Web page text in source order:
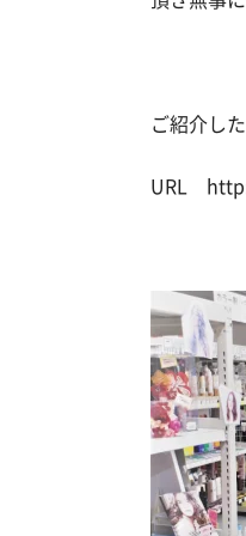
ご紹介し
URL